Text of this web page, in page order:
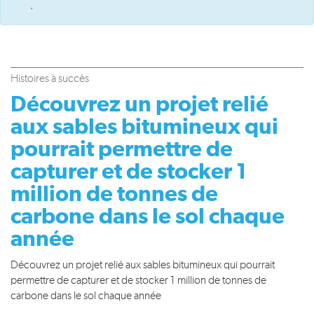
.
Histoires à succès
Découvrez un projet relié
aux sables bitumineux qui
pourrait permettre de
capturer et de stocker 1
million de tonnes de
carbone dans le sol chaque
année
Découvrez un projet relié aux sables bitumineux qui pourrait
permettre de capturer et de stocker 1 million de tonnes de
carbone dans le sol chaque année